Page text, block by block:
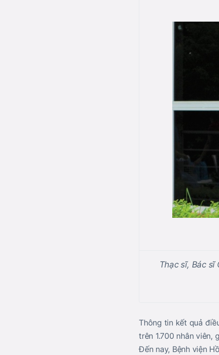
Thạc sĩ, Bác sĩ
Thông tin kết quả
trên 1.700 nhân
Đến nay, Bệnh viện